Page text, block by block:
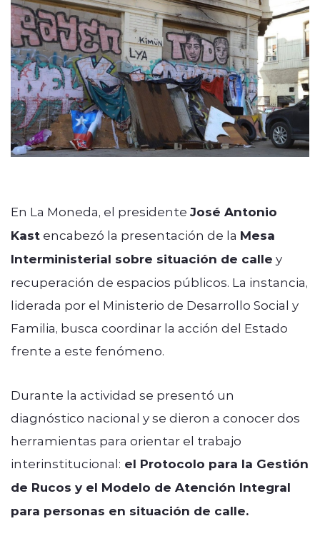
En La Moneda, el presidente José Antonio
Kast encabezó la presentación de la Mesa
Interministerial sobre situación de calle y
recuperación de espacios públicos. La instancia,
liderada por el Ministerio de Desarrollo Social y
Familia, busca coordinar la acción del Estado
frente a este fenómeno.
Durante la actividad se presentó un
diagnóstico nacional y se dieron a conocer dos
herramientas para orientar el trabajo
interinstitucional: el Protocolo para la Gestión
de Rucos y el Modelo de Atención Integral
para personas en situación de calle.